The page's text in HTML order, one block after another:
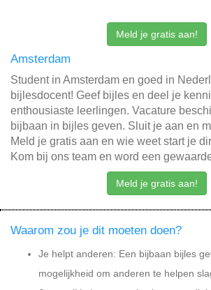
Meld je gratis aan!
Amsterdam
Student in Amsterdam en goed in
bijlesdocent! Geef bijles en deel je
enthousiaste leerlingen. Vacature
bijbaan in bijles geven. Sluit je aan en
Meld je gratis aan en wie weet start je
Kom bij ons team en word een
Meld je gratis aan!
Waarom zou je dit moeten doen?
Je helpt anderen: Een bijbaan bijles
mogelijkheid om anderen te helpen